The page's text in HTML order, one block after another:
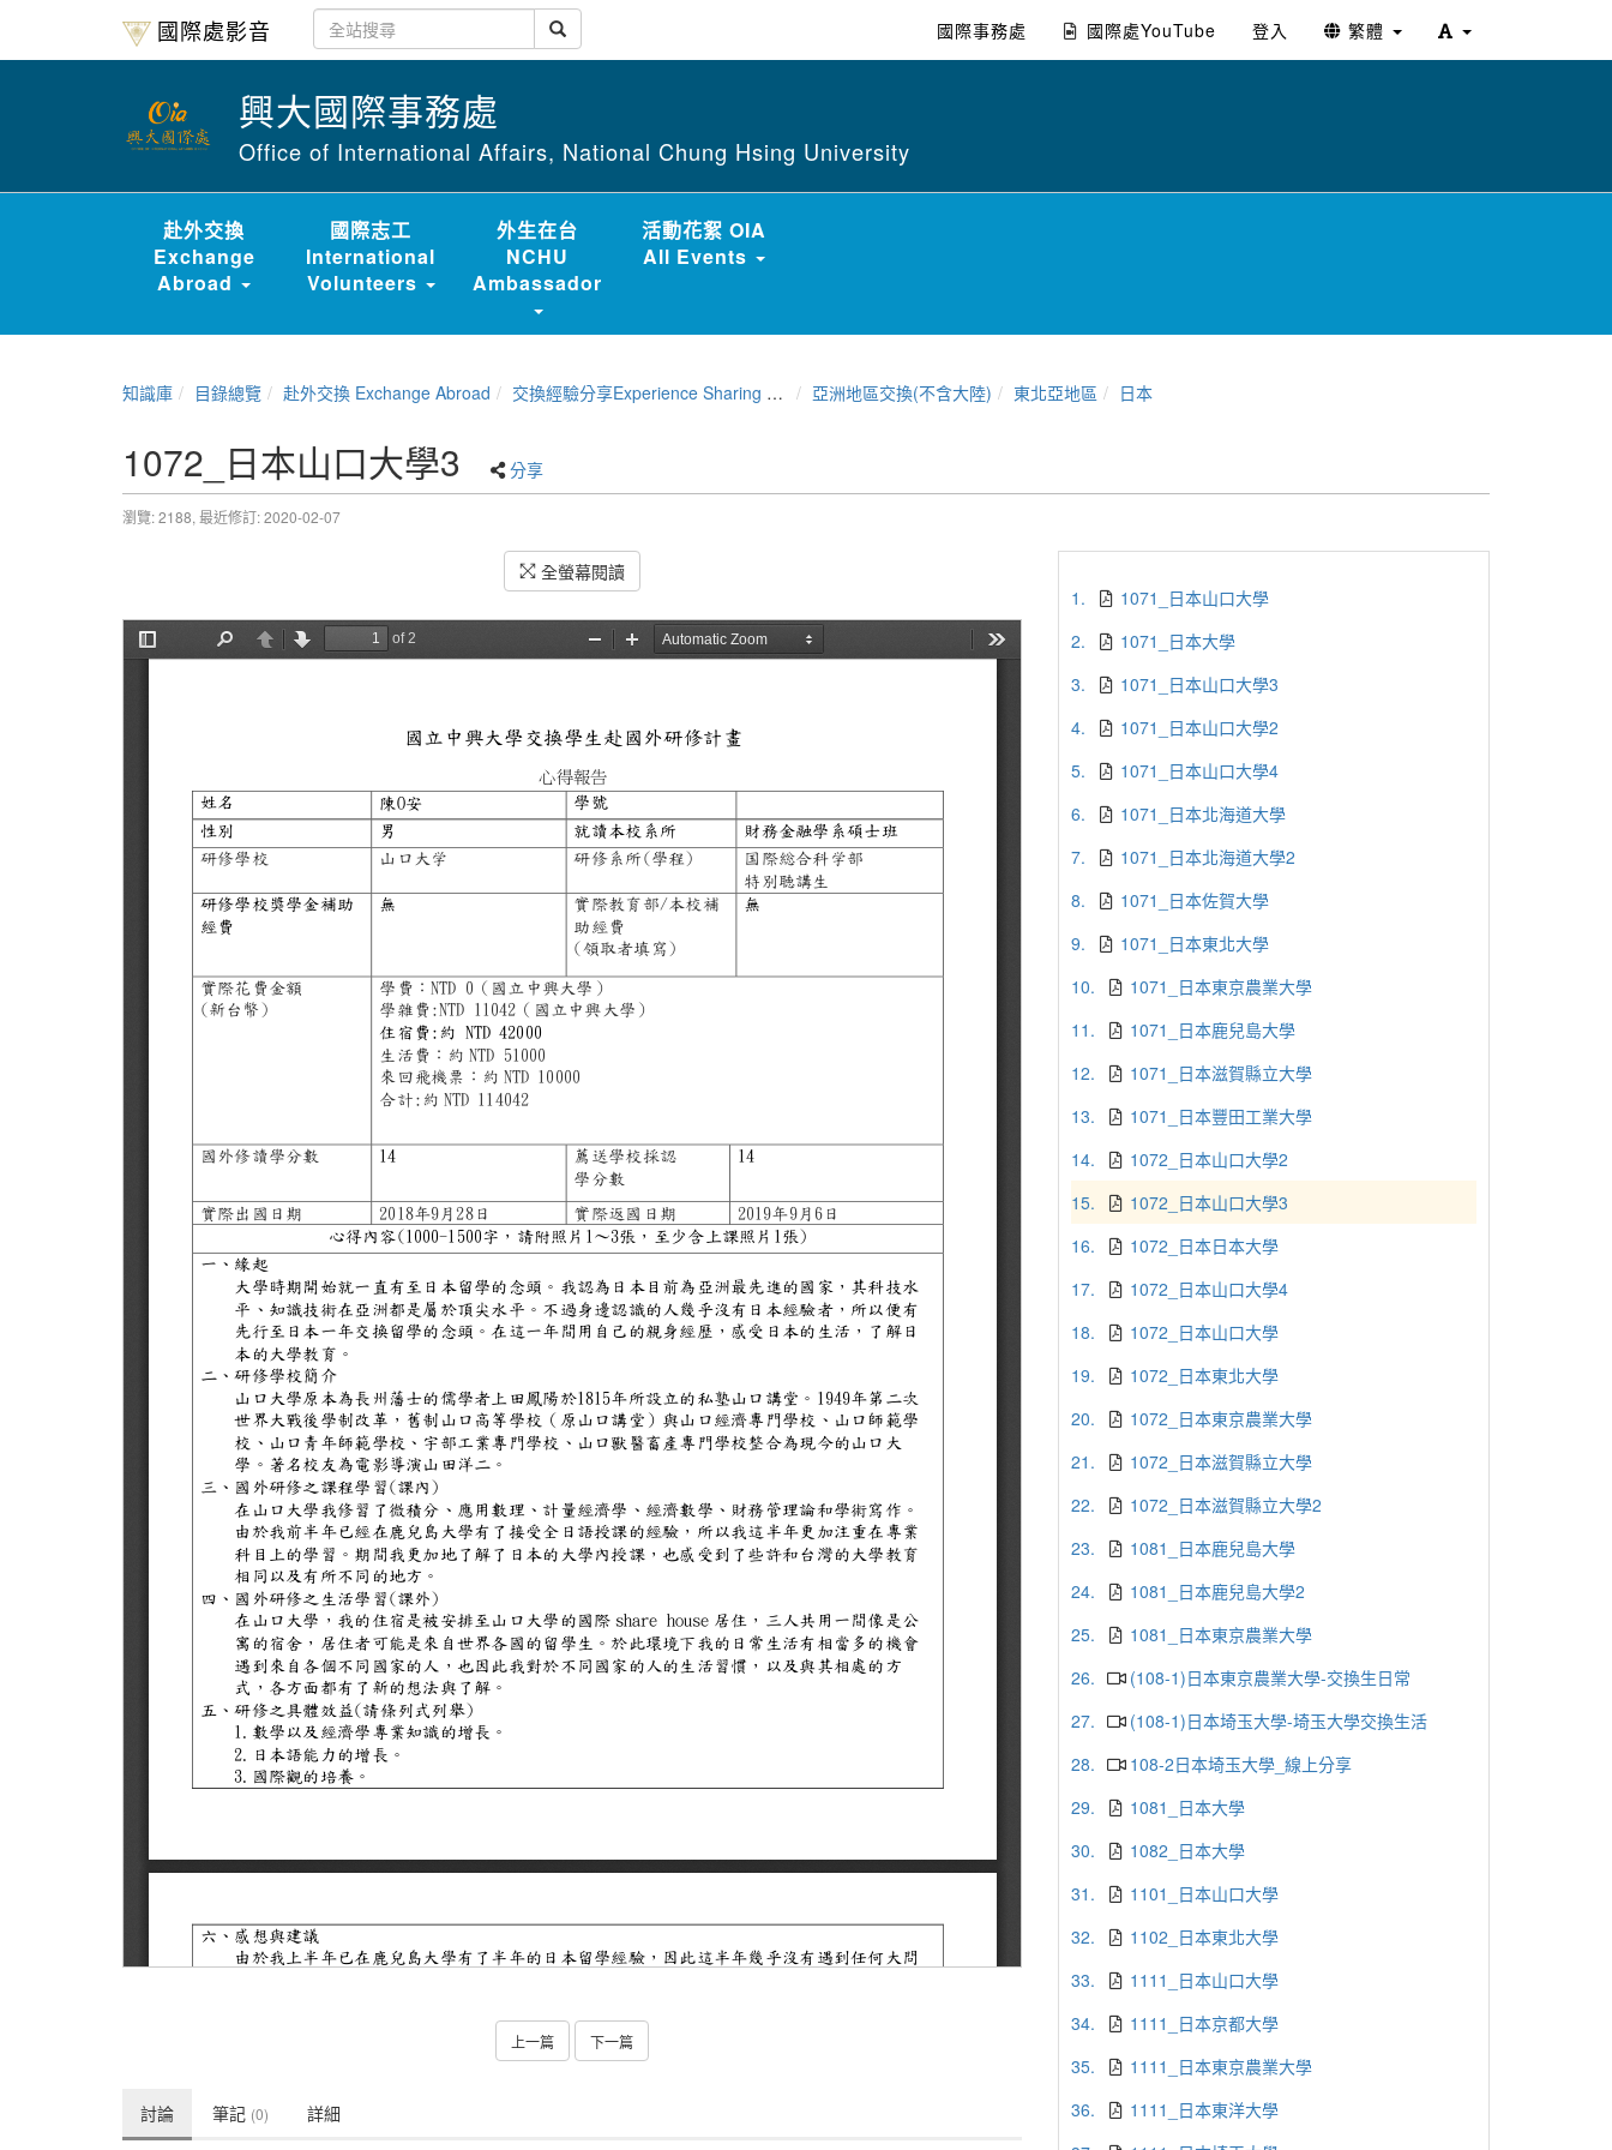
國際處影音 國際事務處 國際處YouTube 登入 繁體
興大國際事務處
Office of International Affairs, National Chung Hsing University
赴外交換
Exchange
Abroad
國際志工
International
Volunteers
外生在台
NCHU
Ambassador
活動花絮 OIA
All Events
知識庫 目錄總覽 赴外交換 Exchange Abroad 交換經驗分享Experience Sharing of NCHU Exchange Program 亞洲地區交換(不含大陸) 東北亞地區 日本
1072_日本山口大學3 分享
瀏覽: 2188, 最近修訂: 2020-02-07
全螢幕閱讀
上一篇 下一篇
討論 筆記 (0) 詳細
1.
1071_日本山口大學
2.
1071_日本大學
3.
1071_日本山口大學3
4.
1071_日本山口大學2
5.
1071_日本山口大學4
6.
1071_日本北海道大學
7.
1071_日本北海道大學2
8.
1071_日本佐賀大學
9.
1071_日本東北大學
10.
1071_日本東京農業大學
11.
1071_日本鹿兒島大學
12.
1071_日本滋賀縣立大學
13.
1071_日本豐田工業大學
14.
1072_日本山口大學2
15.
1072_日本山口大學3
16.
1072_日本日本大學
17.
1072_日本山口大學4
18.
1072_日本山口大學
19.
1072_日本東北大學
20.
1072_日本東京農業大學
21.
1072_日本滋賀縣立大學
22.
1072_日本滋賀縣立大學2
23.
1081_日本鹿兒島大學
24.
1081_日本鹿兒島大學2
25.
1081_日本東京農業大學
26.
(108-1)日本東京農業大學-交換生日常
27.
(108-1)日本埼玉大學-埼玉大學交換生活
28.
108-2日本埼玉大學_線上分享
29.
1081_日本大學
30.
1082_日本大學
31.
1101_日本山口大學
32.
1102_日本東北大學
33.
1111_日本山口大學
34.
1111_日本京都大學
35.
1111_日本東京農業大學
36.
1111_日本東洋大學